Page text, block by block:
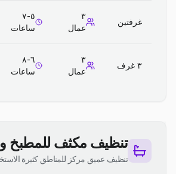
غرفتين
٣
عمال
٥-٧
ساعات
٣ غرف
٣
عمال
٦-٨
ساعات
تنظيف مكثف للمطبخ
تنظيف عميق مركز للمناطق كثيرة